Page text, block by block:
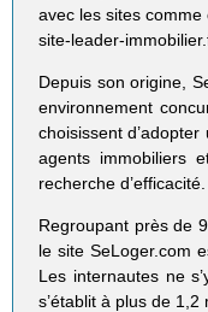
avec les sites comme
site-leader-
Depuis son origine,
environnement
choisissent
agents immobiliers
recherche d’efficacité.
Regroupant près de
le site SeLoger.com
Les internautes ne
s’établit à plus de